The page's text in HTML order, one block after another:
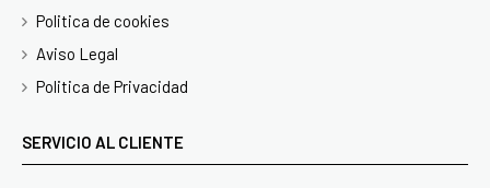
Politica de cookies
Aviso Legal
Politica de Privacidad
SERVICIO AL CLIENTE